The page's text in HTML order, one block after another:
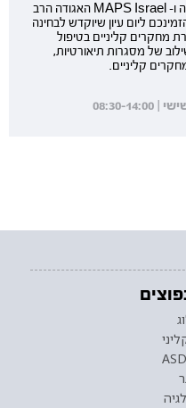
מכון מפרשים לחקר והוראת הפסיכותרפיה ו- MAPS Israel האגודה הרב
ליום עיון שיוקדש לבחינה
מחקרים קליניים בטיפול
של מסגרות תיאורטיות,
קליניים.